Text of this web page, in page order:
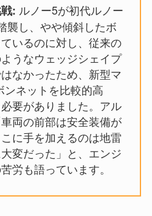
: ルノー5が初代ルノー
襲し、やや傾斜したボ
いるのに対し、従来の
うなウェッジシェイプ
はなかったため、新型マ
ンネットを比較的高
要がありました。アル
両の前部は安全装備が
に手を加えるのは地雷
変だった」と、エンジ
労も語っています。